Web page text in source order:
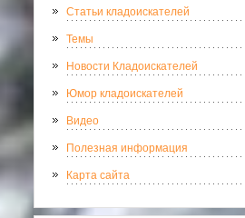
Статьи кладоискателей
Темы
Новости Кладоискателей
Юмор кладоискателей
Видео
Полезная информация
Карта сайта